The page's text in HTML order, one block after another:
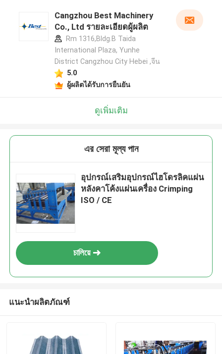
Cangzhou Best Machinery
Co., Ltd รายละเอียดผู้ผลิต
Rm 1316,Bldg.B Taida
International Plaza, Yunhe
District Cangzhou City Hebei ,จีน
5.0
ผู้ผลิตได้รับการยืนยัน
ดูเพิ่มเติม
এর সেরা মূল্য পান
อุปกรณ์เสริมอุปกรณ์ไฮโดรลิคแผ่น
หลังคาโค้งแผ่นเครื่อง Crimping
ISO / CE
চালিয়ে
แนะนำผลิตภัณฑ์